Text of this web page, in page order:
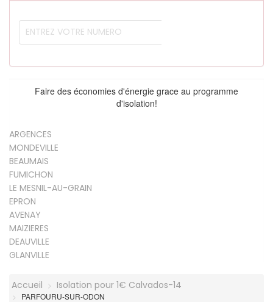
Faire des économies d'énergie grace au programme
d'isolation!
ARGENCES
MONDEVILLE
BEAUMAIS
FUMICHON
LE MESNIL-AU-GRAIN
EPRON
AVENAY
MAIZIERES
DEAUVILLE
GLANVILLE
Accueil Isolation pour 1€ Calvados-14
PARFOURU-SUR-ODON